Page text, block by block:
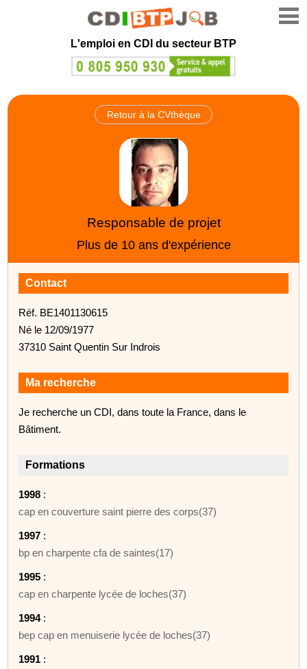
L'emploi en CDI du secteur BTP
Retour à la CVthèque
Responsable de projet
Plus de 10 ans d'expérience
Contact
Réf. BE1401130615
Né le 12/09/1977
37310 Saint Quentin Sur Indrois
Ma recherche
Je recherche un CDI, dans toute la France, dans le
Bâtiment.
Formations
1998 :
cap en couverture saint pierre des corps(37)
1997 :
bp en charpente cfa de saintes(17)
1995 :
cap en charpente lycée de loches(37)
1994:
bep cap en menuiserie lycée de loches(37)
1991 :